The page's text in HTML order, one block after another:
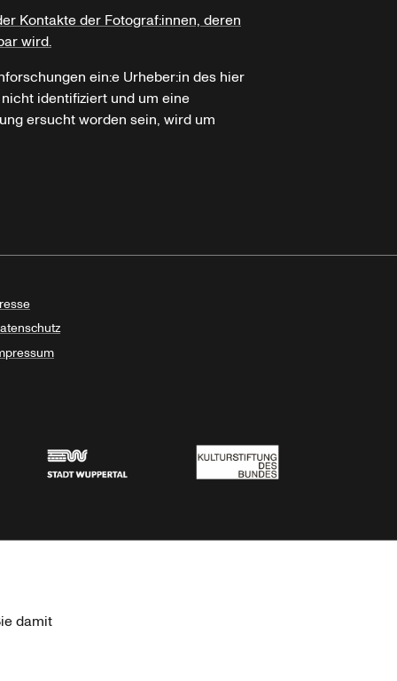
Kontakte der Fotograf:innen, deren
wird.
ein:e Urheber:in des hier
identifiziert und um eine
ersucht worden sein, wird um
damit